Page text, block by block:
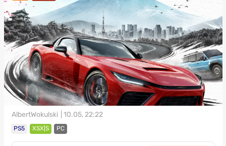
AlbertWokulski | 10.05, 22:22
PS5 XSX|S PC